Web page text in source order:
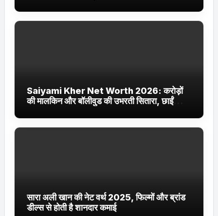
Saiyami Kher Net Worth 2026: करोड़ों
की मालकिन और बॉलीवुड की उभरती सितारा, छाईं
सारा अली खान की नेट वर्थ 2025, फिल्मों और ब्रांड
डील्स से होती है शानदार कमाई